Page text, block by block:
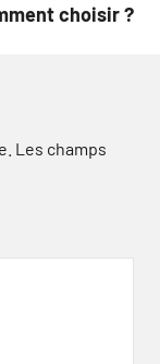
choisir ?
Les champs